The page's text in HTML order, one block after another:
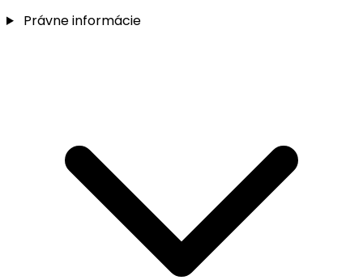
Právne informácie